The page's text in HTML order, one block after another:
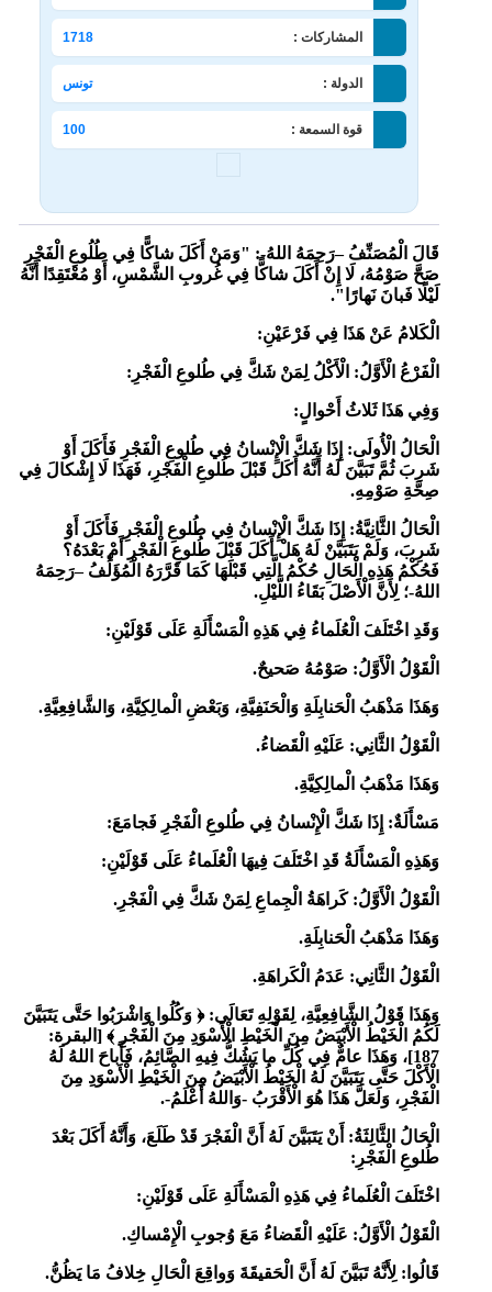
المشاركات : 1718
الدولة : تونس
قوة السمعة : 100
قَالَ الْمُصَنِّفُ –رَحِمَهُ اللهُ-: "وَمَنْ أَكَلَ شاكًّا فِي طُلُوعِ الْفَجْرِ
صَحَّ صَوْمُهُ، لَا إِنْ أَكَلَ شاكًّا فِي غُروبِ الشَّمْسِ، أَوْ مُعْتَقِدًا أَنَّهُ
لَيْلًا فَبانَ نَهارًا".
الْكَلامُ عَنْ هَذَا فِي فَرْعَيْنِ:
الْفَرْعُ الْأَوَّلُ: الْأَكْلُ لِمَنْ شَكَّ فِي طُلوعِ الْفَجْرِ:
وَفِي هَذَا ثَلاثُ أَحْوالٍ:
الْحَالُ الْأُولَى: إِذَا شَكَّ الْإِنْسانُ فِي طُلوعِ الْفَجْرِ فَأَكَلَ أَوْ
شَرِبَ ثُمَّ تَبَيَّنَ لَهُ أَنَّهُ أَكَلَ قَبْلَ طُلوعِ الْفَجْرِ، فَهَذَا لَا إِشْكالَ فِي
صِحَّةِ صَوْمِهِ.
الْحَالُ الثَّانِيَّةُ: إِذَا شَكَّ الْإِنْسانُ فِي طُلوعِ الْفَجْرِ فَأَكَلَ أَوْ
شَرِبَ، وَلَمْ يَتَبَيَّنْ لَهُ هَلْ أَكَلَ قَبْلَ طُلوعِ الْفَجْرِ أَمْ بَعْدَهُ؟
فَحُكْمُ هَذِهِ الْحَالِ حُكْمُ الَّتِي قَبْلَهَا كَمَا قَرَّرَهُ الْمُؤَلِّفُ –رَحِمَهُ
اللهُ-؛ لِأَنَّ الْأَصْلَ بَقَاءُ اللَّيْلِ.
وَقَدِ اخْتَلَفَ الْعُلَماءُ فِي هَذِهِ الْمَسْأَلَةِ عَلَى قَوْلَيْنِ:
الْقَوْلُ الْأَوَّلُ: صَوْمُهُ صَحيحٌ.
وَهَذَا مَذْهَبُ الْحَنابِلَةِ وَالْحَنَفِيَّةِ، وَبَعْضِ الْمالِكِيَّةِ، وَالشَّافِعِيَّةِ.
الْقَوْلُ الثَّانِي: عَلَيْهِ الْقَضاءُ.
وَهَذَا مَذْهَبُ الْمالِكِيَّةِ.
مَسْأَلَةٌ: إِذَا شَكَّ الْإِنْسانُ فِي طُلوعِ الْفَجْرِ فَجامَعَ:
وَهَذِهِ الْمَسْأَلَةُ قَدِ اخْتَلَفَ فِيهَا الْعُلَماءُ عَلَى قَوْلَيْنِ:
الْقَوْلُ الْأَوَّلُ: كَراهَةُ الْجِماعِ لِمَنْ شَكَّ فِي الْفَجْرِ.
وَهَذَا مَذْهَبُ الْحَنابِلَةِ.
الْقَوْلُ الثَّانِي: عَدَمُ الْكَراهَةِ.
وَهَذَا قَوْلُ الشَّافِعِيَّةِ، لِقَوْلِهِتَعَالَى: ﴿ وَكُلُوا وَاشْرَبُوا حَتَّى يَتَبَيَّنَ
لَكُمُ الْخَيْطُ الْأَبْيَضُ مِنَ الْخَيْطِ الْأَسْوَدِ مِنَ الْفَجْرِ ﴾ [البقرة:
187]، وَهَذَا
عامٌّ فِي كُلِّ ما يَشُكُّ فِيهِ الصَّائِمُ، فَأَباحَ اللهُ لَهُ
الْأَكْلَ حَتَّى يَتَبَيَّنَ لَهُ الْخَيْطُ الْأَبْيَض ُ مِنَ الْخَيْطِ الْأَسْوَدِ مِنَ
الْفَجْرِ، وَلَعَلَّ هَذَا هُوَ الْأَقْرَبُ -وَاللهُ أَعْلَمُ-.
الْحَالُ الثَّالِثَةُ: أَنْ يَتَبَيَّنَ لَهُ أَنَّ الْفَجْرَ قَدْ طَلَعَ، وَأَنَّهُ أَكَلَ بَعْدَ
طُلوعِ الْفَجْرِ:
اخْتَلَفَ الْعُلَماءُ فِي هَذِهِ الْمَسْأَلَةِ عَلَى قَوْلَيْنِ:
الْقَوْلُ الْأَوَّلُ: عَلَيْهِ الْقَضاءُ مَعَ وُجوبِ الْإِمْساكِ.
قَالُوا: لِأَنَّهُ تَبَيَّنَ لَهُ أَنَّ الْحَقيقَةَ وَواقِعَ الْحَالِ خِلافُ مَا يَظُنُّ.